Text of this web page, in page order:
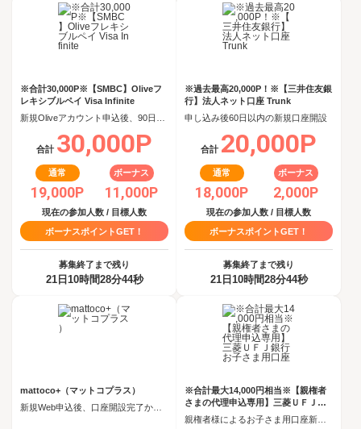
※合計30,000P※【SMBC】Oliveフ
レキシブルペイ Visa Infinite
合計 30,000P
通常
19,000P
ボーナス
11,000P
現在の参加人数 / 目標人数
ボーナスポイントGET！
募集終了まで残り
21日10時間28分44秒
※過去最高20,000P！※【三井住友銀
行】法人ネット口座 Trunk
申し込み後60日以内の新規口座開設
合計 20,000P
通常
18,000P
ボーナス
2,000P
現在の参加人数 / 目標人数
ボーナスポイントGET！
募集終了まで残り
21日10時間28分44秒
mattoco+（マットコプラス）
※合計最大14,000円相当※【親権者
さまの代理申込専用】三菱ＵＦＪ銀
行 お子さま用口座